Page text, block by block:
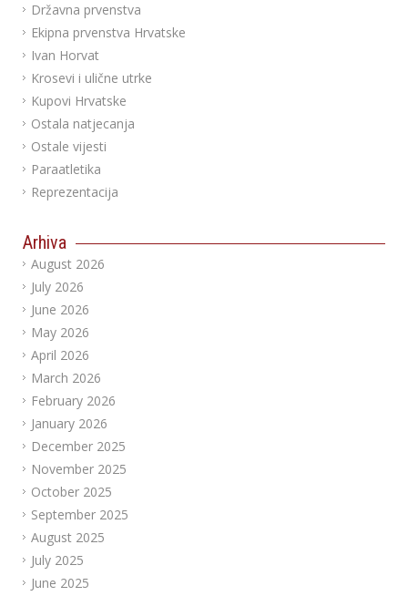
Državna prvenstva
Ekipna prvenstva Hrvatske
Ivan Horvat
Krosevi i ulične utrke
Kupovi Hrvatske
Ostala natjecanja
Ostale vijesti
Paraatletika
Reprezentacija
Arhiva
August 2026
July 2026
June 2026
May 2026
April 2026
March 2026
February 2026
January 2026
December 2025
November 2025
October 2025
September 2025
August 2025
July 2025
June 2025